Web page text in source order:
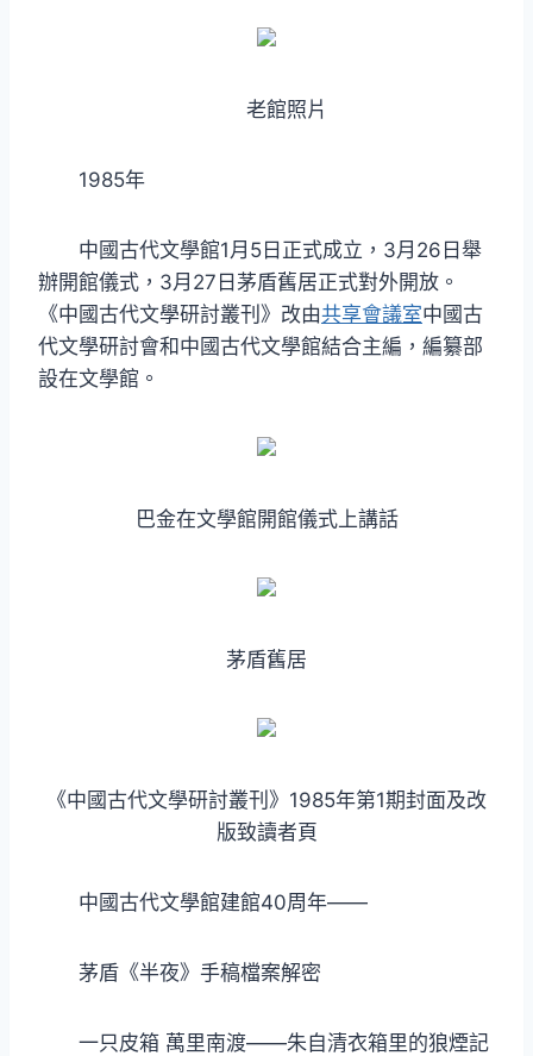
老館照片
1985年
中國古代文學館1月5日正式成立，3月26日舉
辦開館儀式，3月27日茅盾舊居正式對外開放。
《中國古代文學研討叢刊》改由共享會議室中國古
代文學研討會和中國古代文學館結合主編，編纂部
設在文學館。
巴金在文學館開館儀式上講話
茅盾舊居
《中國古代文學研討叢刊》1985年第1期封面及改
版致讀者頁
中國古代文學館建館40周年——
茅盾《半夜》手稿檔案解密
一只皮箱 萬里南渡——朱自清衣箱里的狼煙記